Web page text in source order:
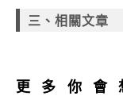
三、相關文章
更多你會